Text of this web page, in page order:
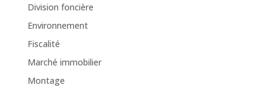
Division foncière
Environnement
Fiscalité
Marché immobilier
Montage